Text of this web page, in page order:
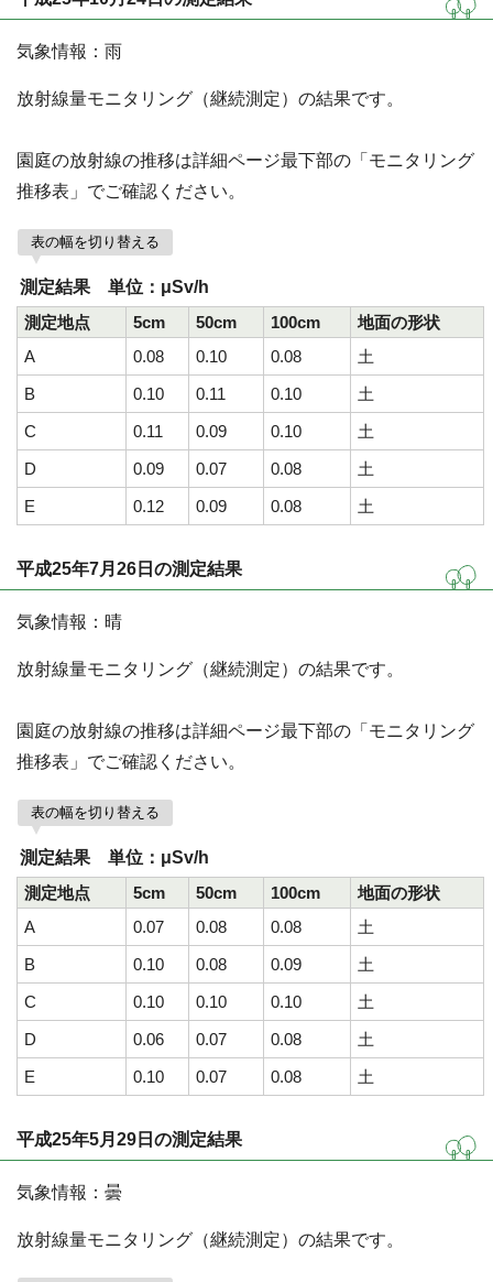
気象情報：雨
放射線量モニタリング（継続測定）の結果です。
園庭の放射線の推移は詳細ページ最下部の「モニタリング
推移表」でご確認ください。
表の幅を切り替える
測定結果 単位：μSv/h
測定地点
5cm 50cm 100cm
地面の形状
A
0.08 0.10 0.08
土
B
0.10 0.11 0.10
土
C
0.11 0.09 0.10
土
D
0.09 0.07 0.08
土
E
0.12 0.09 0.08 土
平成25年7月26日の測定結果
気象情報：晴
放射線量モニタリング（継続測定）の結果です。
園庭の放射線の推移は詳細ページ最下部の「モニタリング
推移表」でご確認ください。
表の幅を切り替える
測定結果 単位：μSv/h
測定地点
5cm 50cm 100cm
地面の形状
A
0.07 0.08 0.08
土
B
0.10 0.08 0.09
土
C
0.10 0.10 0.10
土
D
0.06 0.07 0.08
土
E
0.10 0.07 0.08 土
平成25年5月29日の測定結果
気象情報：曇
放射線量モニタリング（継続測定）の結果です。